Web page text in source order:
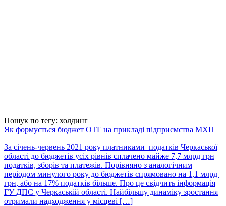
Пошук по тегу: холдинг
Як формується бюджет ОТГ на прикладі підприємства МХП
За січень-червень 2021 року платниками податків Черкаської
області до бюджетів усіх рівнів сплачено майже 7,7 млрд грн
податків, зборів та платежів. Порівняно з аналогічним
періодом минулого року до бюджетів спрямовано на 1,1 млрд
грн, або на 17% податків більше. Про це свідчить інформація
ГУ ДПС у Черкаській області. Найбільшу динаміку зростання
отримали надходження у місцеві […]